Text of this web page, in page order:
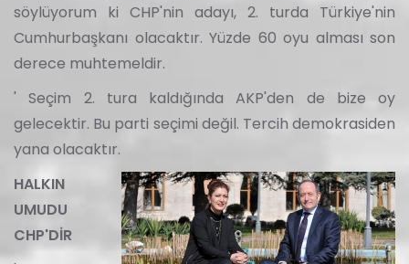
söylüyorum ki CHP'nin adayı, 2. turda Türkiye'nin
Cumhurbaşkanı olacaktır. Yüzde 60 oyu alması son
derece muhtemeldir.
' Seçim 2. tura kaldığında AKP'den de bize oy
gelecektir. Bu parti seçimi değil. Tercih demokrasiden
yana olacaktır.
HALKIN
UMUDU
CHP'DİR